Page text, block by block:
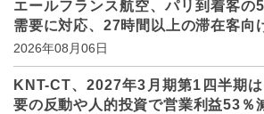
エールフランス航空、パリ到着客の
需要に対応、27時間以上の滞在客向
2026年08月06日
KNT-CT、2027年3月期第1四半期
要の反動や人的投資で営業利益53％